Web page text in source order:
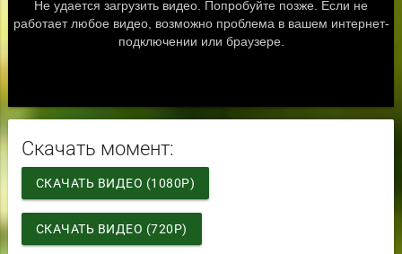
Скачать момент:
СКАЧАТЬ ВИДЕО (1080P)
СКАЧАТЬ ВИДЕО (720P)